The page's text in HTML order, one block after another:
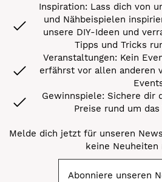
Inspiration: Lass dich von
und Nähbeispielen
unsere DIY-Ideen und
Tipps und Tricks
Veranstaltungen: Kein
erfährst vor allen anderen
Gewinnspiele: Sichere dir
Preise rund um das
Melde dich jetzt für unseren
keine Neuheiten
Abonniere unseren